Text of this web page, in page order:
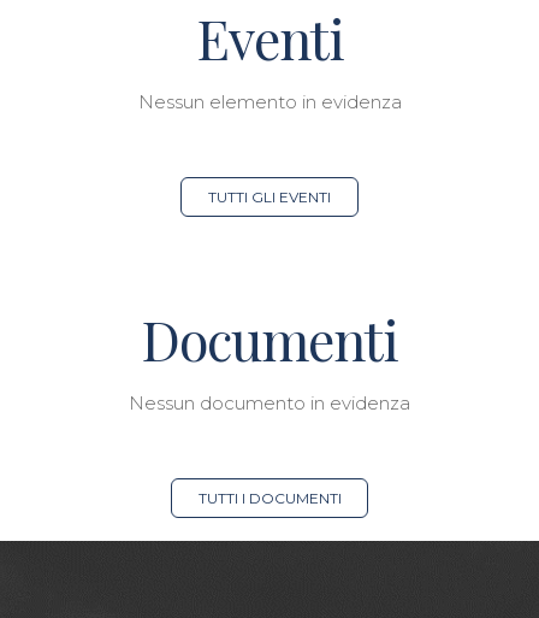
Eventi
Nessun elemento in evidenza
TUTTI GLI EVENTI
Documenti
Nessun documento in evidenza
TUTTI I DOCUMENTI